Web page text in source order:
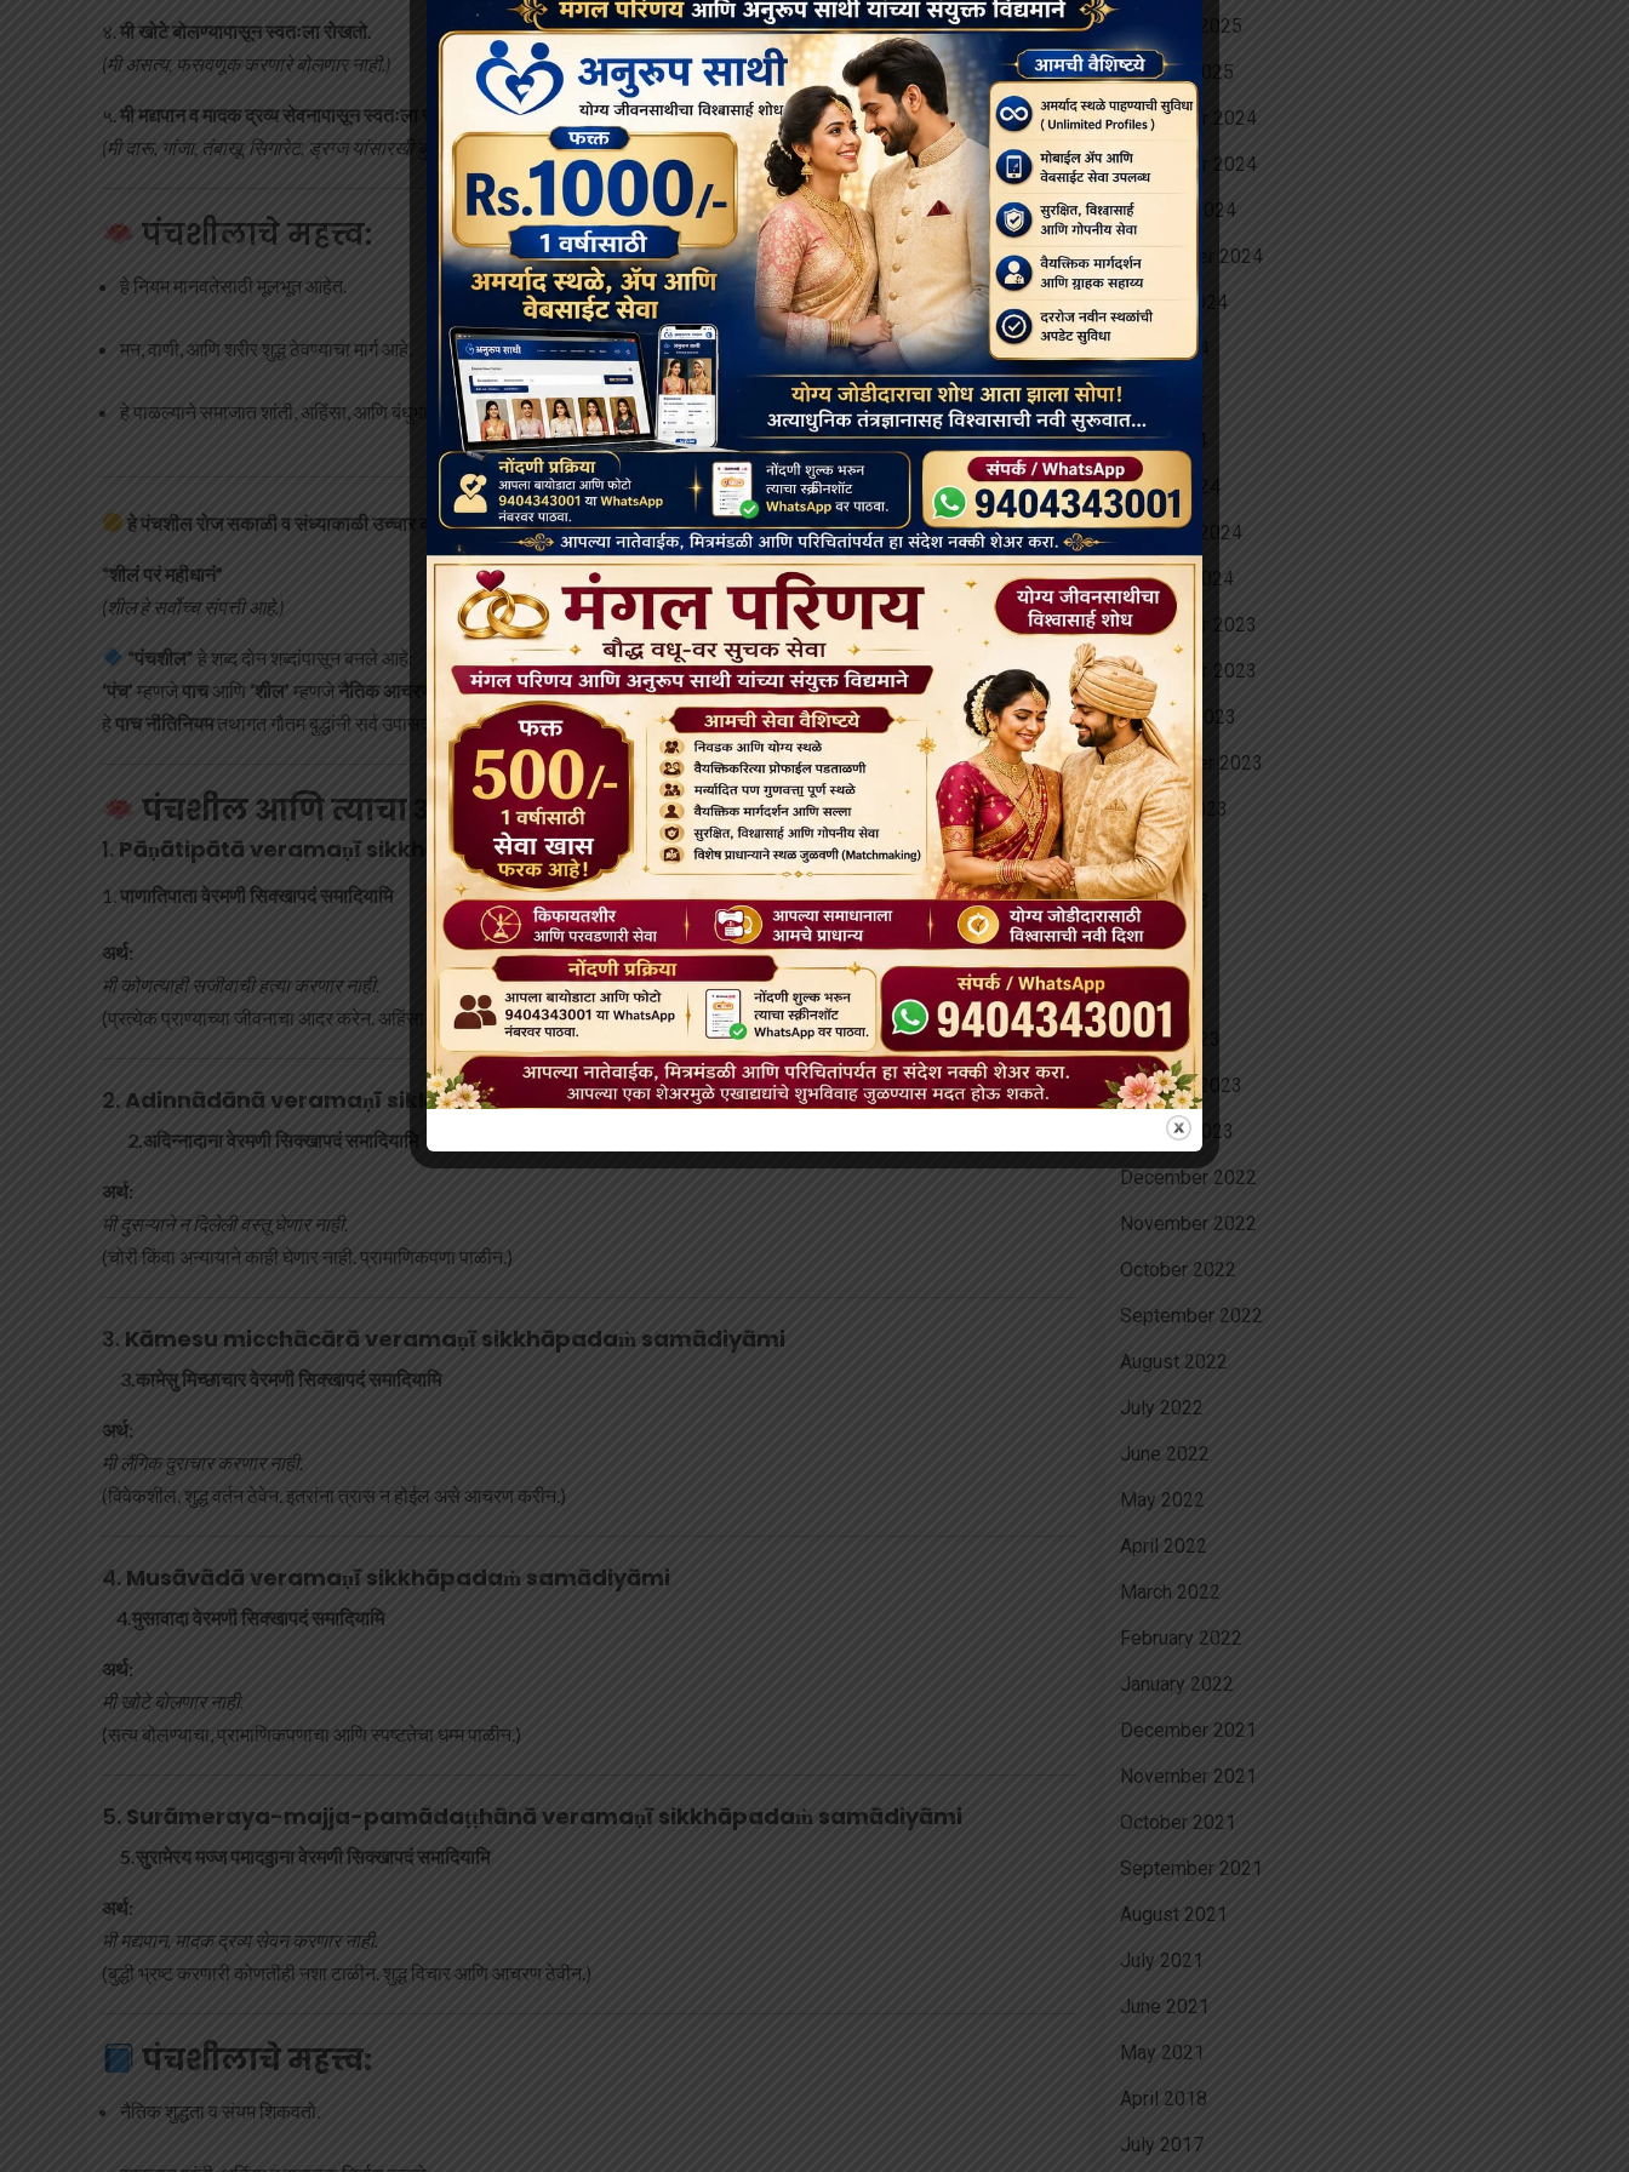
४.मी खोटे बोलण्यापासून स्वतःला रोखतो.
(मी असत्य, फसवणूक करणारे बोलणार नाही.)
५.मी मद्यपान व मादक द्रव्य सेवनापासून स्वतःला रोखतो.
(मी दारू, गांजा, तंबाखू, सिगारेट, ड्रग्ज यांसारखी बुद्धी भ्रष्ट करणारी कोणतीही नशा करणार नाही.)
पंचशीलाचे महत्त्व:
हे नियम मानवतेसाठी मूलभूत आहेत.
मन, वाणी, आणि शरीर शुद्ध ठेवण्याचा मार्ग आहे.
हे पाळल्याने समाजात शांती, अहिंसा, आणि बंधुभाव निर्माण होतो.
हे पंचशील रोज सकाळी व संध्याकाळी उच्चार करावेत व आचरणात आणावेत.
“शीलं परं महीधानं”
(शील हे सर्वोच्च संपत्ती आहे.)
“पंचशील” हे शब्द दोन शब्दांपासून बनले आहे:
‘पंच’ म्हणजेपाचआणि ‘शील’ म्हणजेनैतिक आचरण किंवा नियम.
हेपाच नीतिनियमतथागत गौतम बुद्धांनी सर्व उपासक (पुरुष) आणि उपासिका (स्त्रिया) यांना जीवन शुद्ध, शांत, अहिंसक, संयमी करण्यासाठी दिले.
पंचशील आणि त्याचा अर्थ मराठीत:
१. Pāṇātipātā veramaṇī sikkhāpadaṁ samādiyāmi
पाणातिपाता वेरमणी सिक्खापदं समादियामि
अर्थ:
मी कोणत्याही सजीवाची हत्या करणार नाही.
(प्रत्येक प्राण्याच्या जीवनाचा आदर करेन. अहिंसा पाळीन.)
२. Adinnādānā veramaṇī sikkhāpadaṁ samādiyāmi
2.अदिन्नादाना वेरमणी सिक्खापदं समादियामि
अर्थ:
मी दुसऱ्याने न दिलेली वस्तू घेणार नाही.
(चोरी किंवा अन्यायाने काही घेणार नाही. प्रामाणिकपणा पाळीन.)
३. Kāmesu micchācārā veramaṇī sikkhāpadaṁ samādiyāmi
3.कामेसु मिच्छाचार वेरमणी सिक्खापदं समादियामि
अर्थ:
मी लैंगिक दुराचार करणार नाही.
(विवेकशील, शुद्ध वर्तन ठेवेन. इतरांना त्रास न होईल असे आचरण करीन.)
४. Musāvādā veramaṇī sikkhāpadaṁ samādiyāmi
4.मुसावादा वेरमणी सिक्खापदं समादियामि
अर्थ:
मी खोटे बोलणार नाही.
(सत्य बोलण्याचा, प्रामाणिकपणाचा आणि स्पष्टतेचा धम्म पाळीन.)
५. Surāmeraya-majja-pamādaṭṭhānā veramaṇī sikkhāpadaṁ samādiyāmi
5.सुरामेरय मज्ज पमादठ्ठाना वेरमणी सिक्खापदं समादियामि
अर्थ:
मी मद्यपान, मादक द्रव्य सेवन करणार नाही.
(बुद्धी भ्रष्ट करणारी कोणतीही नशा टाळीन. शुद्ध विचार आणि आचरण ठेवीन.)
पंचशीलाचे महत्त्व:
नैतिक शुद्धता व संयम शिकवतो.
February 2025
January 2025
December 2024
November 2024
October 2024
September 2024
August 2024
June 2024
May 2024
April 2024
March 2024
February 2024
January 2024
December 2023
November 2023
October 2023
September 2023
August 2023
July 2023
June 2023
May 2023
April 2023
March 2023
February 2023
January 2023
December 2022
November 2022
October 2022
September 2022
August 2022
July 2022
June 2022
May 2022
April 2022
March 2022
February 2022
January 2022
December 2021
November 2021
October 2021
September 2021
August 2021
July 2021
June 2021
May 2021
April 2018
July 2017